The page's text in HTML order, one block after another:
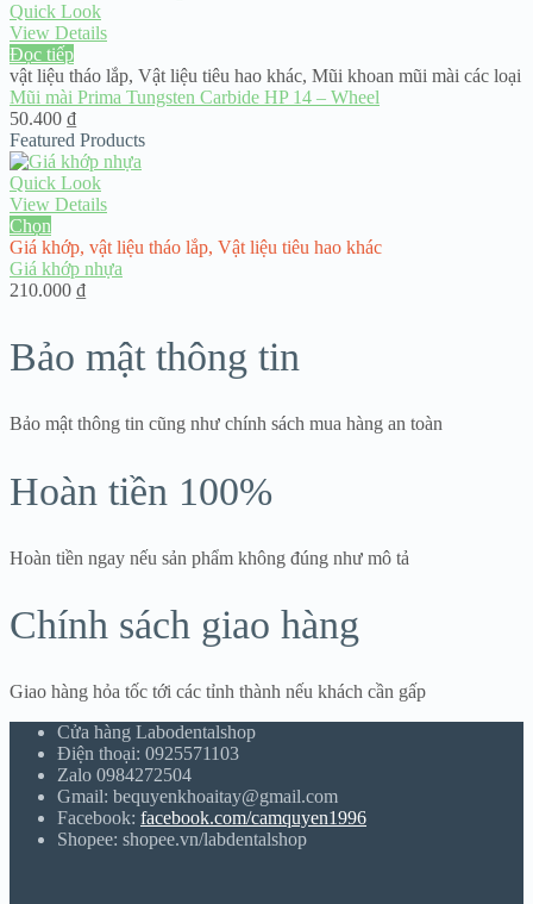
Quick Look
View Details
Đọc tiếp
vật liệu tháo lắp, Vật liệu tiêu hao khác, Mũi khoan mũi mài các loại
Mũi mài Prima Tungsten Carbide HP 14 – Wheel
50.400 ₫
Featured Products
Quick Look
View Details
Chọn
Giá khớp, vật liệu tháo lắp, Vật liệu tiêu hao khác
Giá khớp nhựa
210.000 ₫
Bảo mật thông tin
Bảo mật thông tin cũng như chính sách mua hàng an toàn
Hoàn tiền 100%
Hoàn tiền ngay nếu sản phẩm không đúng như mô tả
Chính sách giao hàng
Giao hàng hỏa tốc tới các tỉnh thành nếu khách cần gấp
Cửa hàng Labodentalshop
Điện thoại: 0925571103
Zalo 0984272504
Gmail: bequyenkhoaitay@gmail.com
Facebook: facebook.com/camquyen1996
Shopee: shopee.vn/labdentalshop